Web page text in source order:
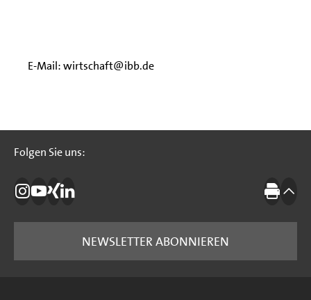
E-Mail: wirtschaft@ibb.de
Folgen Sie uns:
Folgen Sie uns:
Die IBB auf Instagram
Die IBB auf YouTube
Die IBB auf Xing
Die IBB auf LinkedIn Drucken
NEWSLETTER ABONNIEREN